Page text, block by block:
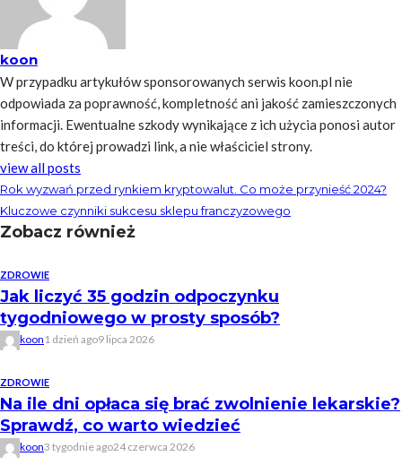
koon
W przypadku artykułów sponsorowanych serwis koon.pl nie
odpowiada za poprawność, kompletność ani jakość zamieszczonych
informacji. Ewentualne szkody wynikające z ich użycia ponosi autor
treści, do której prowadzi link, a nie właściciel strony.
view all posts
Rok wyzwań przed rynkiem kryptowalut. Co może przynieść 2024?
Kluczowe czynniki sukcesu sklepu franczyzowego
Zobacz również
ZDROWIE
Jak liczyć 35 godzin odpoczynku
tygodniowego w prosty sposób?
koon 1 dzień ago9 lipca 2026
ZDROWIE
Na ile dni opłaca się brać zwolnienie lekarskie?
Sprawdź, co warto wiedzieć
koon3 tygodnie ago24 czerwca 2026